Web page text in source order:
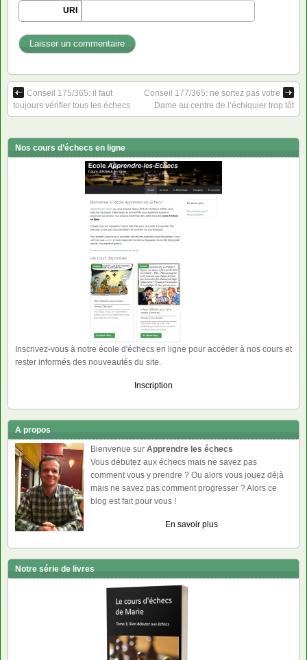
URI
Conseil 175/365: il faut
toujours vérifier tous les échecs
Conseil 177/365: ne sortez pas votre
Dame au centre de l’échiquier trop tôt
Nos cours d’échecs en ligne
Inscrivez-vous à notre école d'échecs en ligne pour accéder à nos cours et
rester informés des nouveautés du site.
Inscription
A propos
Bienvenue sur Apprendre les échecs
Vous débutez aux échecs mais ne savez pas
comment vous y prendre ? Ou alors vous jouez déjà
mais ne savez pas comment progresser ? Alors ce
blog est fait pour vous !
En savoir plus
Notre série de livres